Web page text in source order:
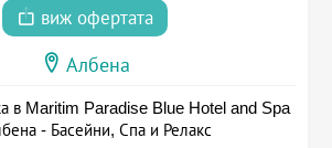
виж офертата
Албена
в Maritim Paradise Blue Hotel and Spa
- Басейни, Спа и Релакс